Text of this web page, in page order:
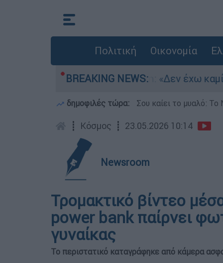
Πολιτική Οικονομία
BREAKING NEWS:
Marfin: «Δεν έχω καμία
δημοφιλές τώρα: Σου καίει το μυαλό:
┋ Κόσμος ┋ 23.05.2026 10:14
Newsroom
Τρομακτικό βίντεο
power bank παίρνει
γυναίκας
Το περιστατικό καταγράφηκε από κάμερα